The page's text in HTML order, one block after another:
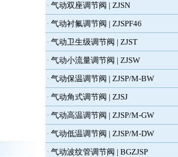
· 气动双座调节阀 | ZJSN
· 气动衬氟调节阀 | ZJSPF46
· 气动卫生级调节阀 | ZJST
· 气动小流量调节阀 | ZJSW
· 气动保温调节阀 | ZJSP/M-BW
· 气动角式调节阀 | ZJSJ
· 气动高温调节阀 | ZJSP/M-GW
· 气动低温调节阀 | ZJSP/M-DW
· 气动波纹管调节阀 | BGZJSP